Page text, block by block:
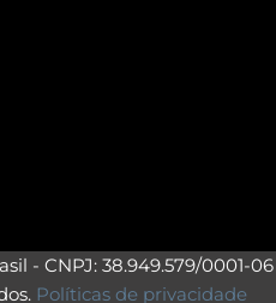
- CNPJ: 38.949.579/0001-06
Políticas de privacidade